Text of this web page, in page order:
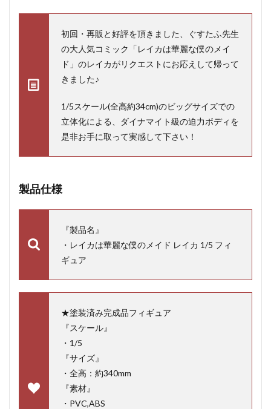
初回・再販と好評を頂きました、ぐすたふ先生
の大人気コミック「レイカは華麗な僕のメイ
ド」のレイカがリクエストにお応えして帰って
きました♪
1/5スケール(全高約34cm)のビッグサイズでの
立体化による、ダイナマイト級の迫力ボディを
是非お手に取って実感して下さい！
製品仕様
『製品名』
・レイカは華麗な僕のメイド レイカ 1/5 フィ
ギュア
★塗装済み完成品フィギュア
『スケール』
・1/5
『サイズ』
・全高：約340mm
『素材』
・PVC,ABS